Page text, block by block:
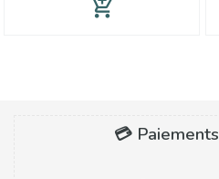
add_shopping_cart
💳